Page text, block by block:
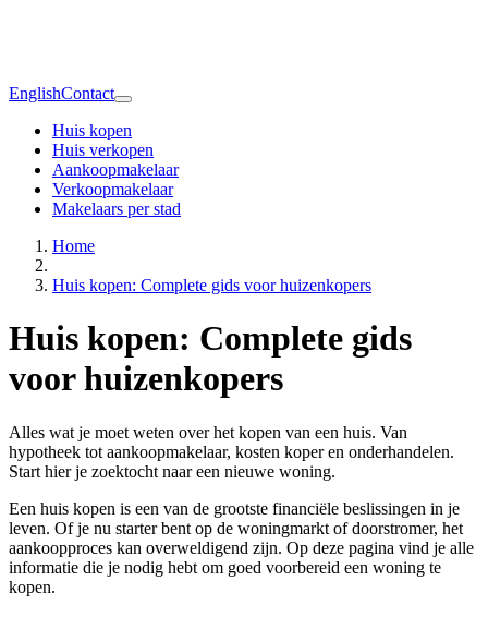
EnglishContact
Huis kopen
Huis verkopen
Aankoopmakelaar
Verkoopmakelaar
Makelaars per stad
Home
Huis kopen: Complete gids voor huizenkopers
Huis kopen: Complete gids
voor huizenkopers
Alles wat je moet weten over het kopen van een huis. Van
hypotheek tot aankoopmakelaar, kosten koper en onderhandelen.
Start hier je zoektocht naar een nieuwe woning.
Een huis kopen is een van de grootste financiële beslissingen in je
leven. Of je nu starter bent op de woningmarkt of doorstromer, het
aankoopproces kan overweldigend zijn. Op deze pagina vind je alle
informatie die je nodig hebt om goed voorbereid een woning te
kopen.